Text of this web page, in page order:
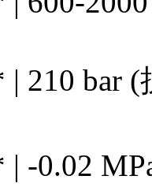
210 bar (
0.02